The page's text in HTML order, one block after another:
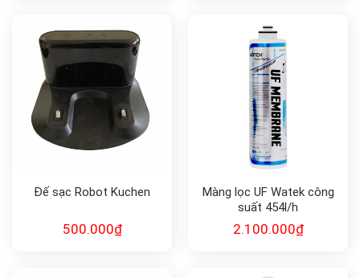
Đế sạc Robot Kuchen
500.000₫
Màng lọc UF Watek công
suất 454l/h
2.100.000₫